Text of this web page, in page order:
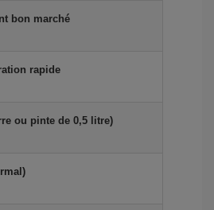
bon marché
rapide
ou pinte de 0,5 litre)